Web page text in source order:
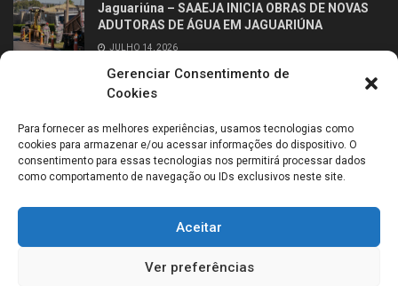
Gerenciar Consentimento de
Cookies
Para fornecer as melhores experiências, usamos tecnologias como
cookies para armazenar e/ou acessar informações do dispositivo. O
consentimento para essas tecnologias nos permitirá processar dados
como comportamento de navegação ou IDs exclusivos neste site.
Aceitar
Ver preferências
Jaguariúna – SAAEJA INICIA OBRAS DE NOVAS
ADUTORAS DE ÁGUA EM JAGUARIÚNA
JULHO 14, 2026
Ribeirão Preto – Professor Alfabetizador chega
às salas de aula dos 2º anos da rede municipal
JULHO 14, 2026
Entre em contato